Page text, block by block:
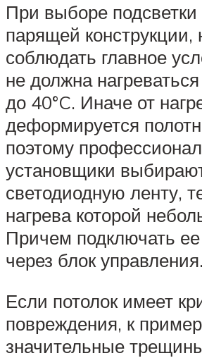
При выборе подсветки
парящей конструкции,
соблюдать главное
не должна
до 40°C. Иначе от
деформируется
поэтому
установщики
светодиодную ленту,
нагрева которой
Причем подключать
через блок управления.
Если потолок имеет
повреждения, к
значительные